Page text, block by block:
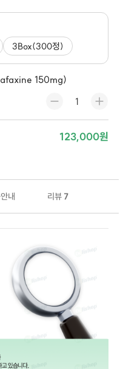
3Box(300정)
150mg)
123,000원
내 리뷰 7